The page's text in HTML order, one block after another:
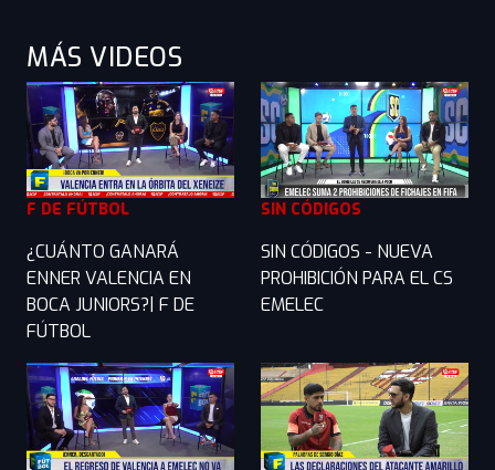
MÁS VIDEOS
F DE FÚTBOL
¿CUÁNTO GANARÁ
ENNER VALENCIA EN
BOCA JUNIORS?| F DE
FÚTBOL
SIN CÓDIGOS
SIN CÓDIGOS - NUEVA
PROHIBICIÓN PARA EL CS
EMELEC